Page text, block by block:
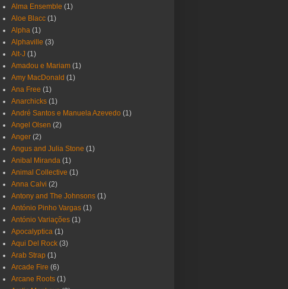
Alma Ensemble (1)
Aloe Blacc (1)
Alpha (1)
Alphaville (3)
Alt-J (1)
Amadou e Mariam (1)
Amy MacDonald (1)
Ana Free (1)
Anarchicks (1)
André Santos e Manuela Azevedo (1)
Angel Olsen (2)
Anger (2)
Angus and Julia Stone (1)
Anibal Miranda (1)
Animal Collective (1)
Anna Calvi (2)
Antony and The Johnsons (1)
António Pinho Vargas (1)
António Variações (1)
Apocalyptica (1)
Aqui Del Rock (3)
Arab Strap (1)
Arcade Fire (6)
Arcane Roots (1)